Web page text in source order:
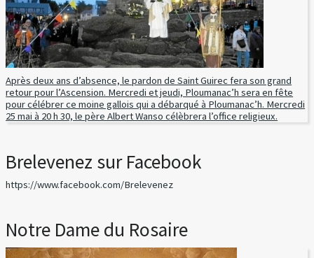
Après deux ans d’absence, le pardon de Saint Guirec fera son grand
retour pour l’Ascension. Mercredi et jeudi, Ploumanac’h sera en fête
pour célébrer ce moine gallois qui a débarqué à Ploumanac’h. Mercredi
25 mai à 20 h 30, le père Albert Wanso célèbrera l’office religieux.
Brelevenez sur Facebook
https://www.facebook.com/Brelevenez
Notre Dame du Rosaire